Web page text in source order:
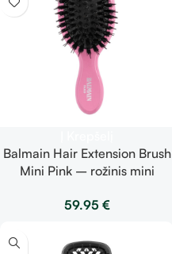
Balmain Hair Extension Brush
Mini Pink – rožinis mini
59.95 €